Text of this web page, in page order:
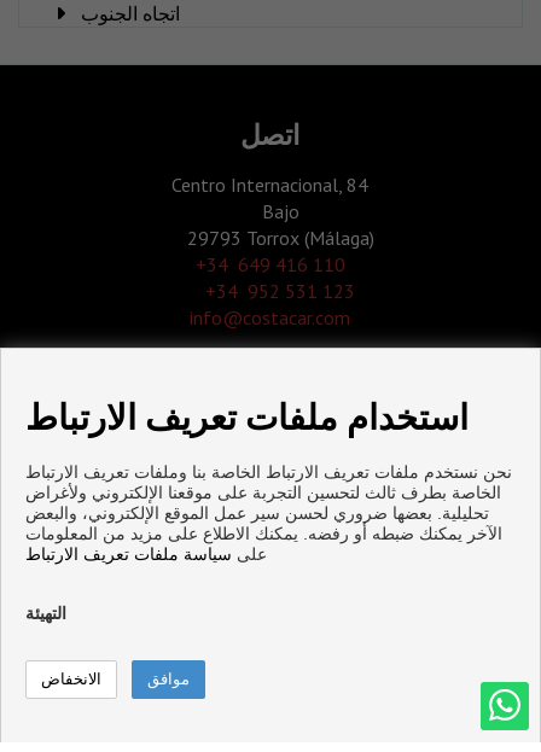
اتجاه الجنوب
الإتصال
اتصل
Centro Internacional, 84
Bajo
29793 Torrox (Málaga)
‎+34 649 416 110
+34 952 531 123
info@costacar.com
تنصل|سياسة حماية البيانات
استخدام ملفات تعريف الارتباط
نحن نستخدم ملفات تعريف الارتباط الخاصة بنا وملفات تعريف الارتباط
الخاصة بطرف ثالث لتحسين التجربة على موقعنا الإلكتروني ولأغراض
تحليلية. بعضها ضروري لحسن سير عمل الموقع الإلكتروني، والبعض
الآخر يمكنك ضبطه أو رفضه. يمكنك الاطلاع على مزيد من المعلومات
على سياسة ملفات تعريف الارتباط
التهيئة